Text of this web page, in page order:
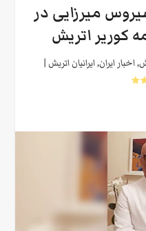
میرزایی در
کوریر اتریش
,اخبار ایران,ایرانیان اتریش|